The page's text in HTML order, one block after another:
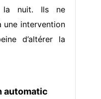
la nuit. Ils ne
une intervention
d’altérer la
automatic